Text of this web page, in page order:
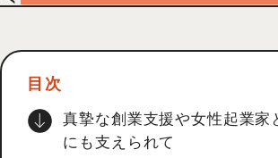
目次
真摯な創業支援や女性起業家
にも支えられて